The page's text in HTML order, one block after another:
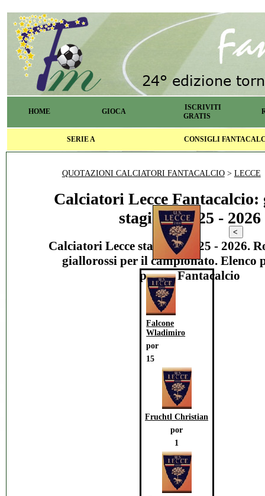
HOME GIOCA
ISCRIVITI
GRATIS
SERIE A CONSIGLI
QUOTAZIONI CALCIATORI FANTACALCIO> LECCE
Calciatori Lecce Fantacalcio:
stagione 2025 - 2026
Calciatori Lecce stagione 2025 - 2026.
giallorossi per il campionato. Elenco
prezzo Fantacalcio
Falcone
Wladimiro
por
15
Fruchtl Christian
por
1